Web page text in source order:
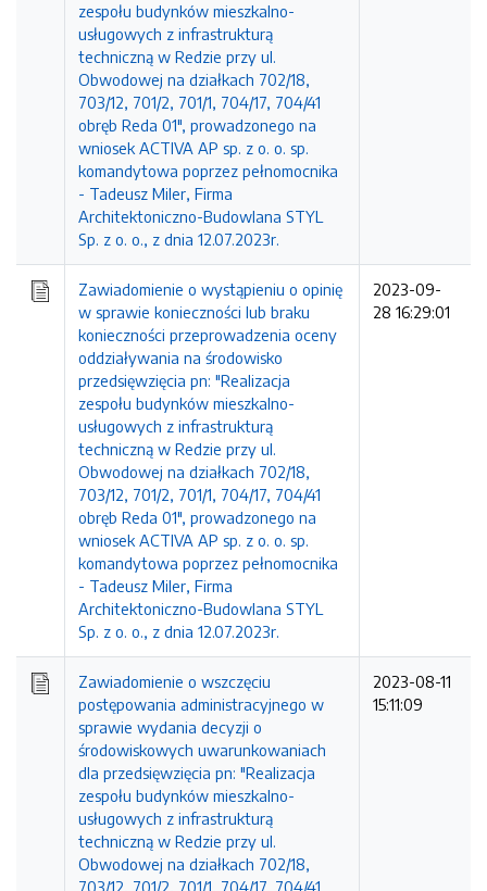
zespołu budynków mieszkalno-
usługowych z infrastrukturą
techniczną w Redzie przy ul.
Obwodowej na działkach 702/18,
703/12, 701/2, 701/1, 704/17, 704/41
obręb Reda 01", prowadzonego na
wniosek ACTIVA AP sp. z o. o. sp.
komandytowa poprzez pełnomocnika
- Tadeusz Miler, Firma
Architektoniczno-Budowlana STYL
Sp. z o. o., z dnia 12.07.2023r.
Zawiadomienie o wystąpieniu o opinię
w sprawie konieczności lub braku
konieczności przeprowadzenia oceny
oddziaływania na środowisko
przedsięwzięcia pn: "Realizacja
zespołu budynków mieszkalno-
usługowych z infrastrukturą
techniczną w Redzie przy ul.
Obwodowej na działkach 702/18,
703/12, 701/2, 701/1, 704/17, 704/41
obręb Reda 01", prowadzonego na
wniosek ACTIVA AP sp. z o. o. sp.
komandytowa poprzez pełnomocnika
- Tadeusz Miler, Firma
Architektoniczno-Budowlana STYL
Sp. z o. o., z dnia 12.07.2023r.
2023-09-
28 16:29:01
Zawiadomienie o wszczęciu
postępowania administracyjnego w
sprawie wydania decyzji o
środowiskowych uwarunkowaniach
dla przedsięwzięcia pn: "Realizacja
zespołu budynków mieszkalno-
usługowych z infrastrukturą
techniczną w Redzie przy ul.
Obwodowej na działkach 702/18,
703/12, 701/2, 701/1, 704/17, 704/41
2023-08-11
15:11:09